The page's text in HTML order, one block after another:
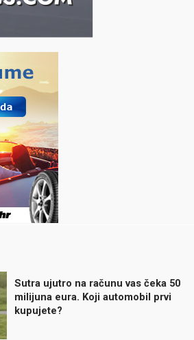
Sutra ujutro na računu vas čeka 50
milijuna eura. Koji automobil prvi
kupujete?